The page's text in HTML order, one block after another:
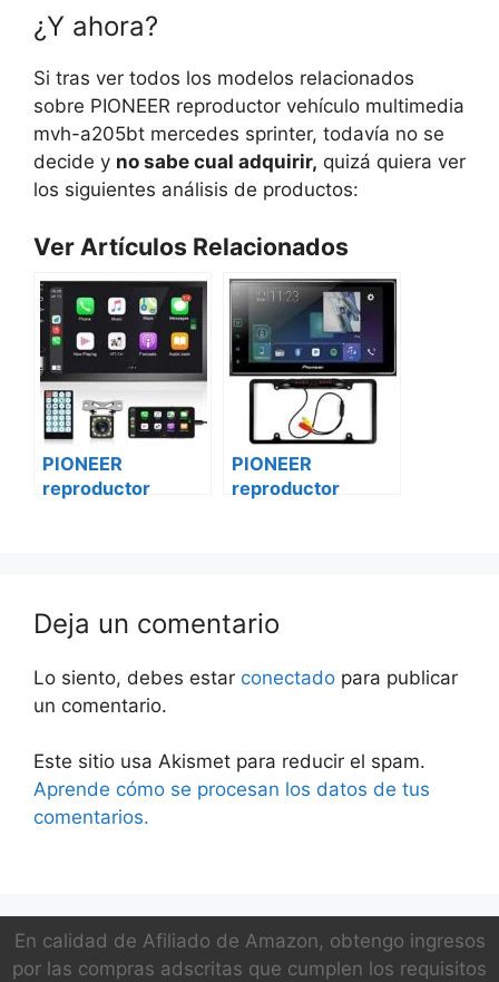
¿Y ahora?
Si tras ver todos los modelos relacionados
sobre PIONEER reproductor vehículo multimedia
mvh-a205bt mercedes sprinter, todavía no se
decide y no sabe cual adquirir, quizá quiera ver
los siguientes análisis de productos:
Ver Artículos Relacionados
PIONEER
reproductor
PIONEER
reproductor
Deja un comentario
Lo siento, debes estar conectado para publicar
un comentario.
Este sitio usa Akismet para reducir el spam.
Aprende cómo se procesan los datos de tus
comentarios.
En calidad de Afiliado de Amazon, obtengo ingresos
por las compras adscritas que cumplen los requisitos